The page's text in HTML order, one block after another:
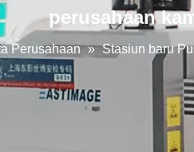
perusahaan
Perusahaan » Stasiun baru